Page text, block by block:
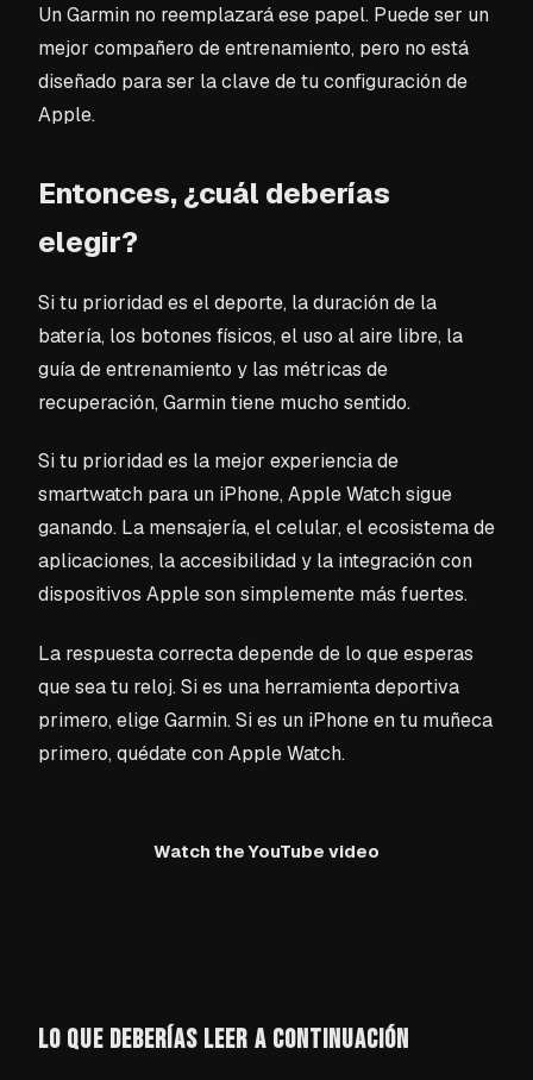
Un Garmin no reemplazará ese papel. Puede ser un
mejor compañero de entrenamiento, pero no está
diseñado para ser la clave de tu configuración de
Apple.
Entonces, ¿cuál deberías
elegir?
Si tu prioridad es el deporte, la duración de la
batería, los botones físicos, el uso al aire libre, la
guía de entrenamiento y las métricas de
recuperación, Garmin tiene mucho sentido.
Si tu prioridad es la mejor experiencia de
smartwatch para un iPhone, Apple Watch sigue
ganando. La mensajería, el celular, el ecosistema de
aplicaciones, la accesibilidad y la integración con
dispositivos Apple son simplemente más fuertes.
La respuesta correcta depende de lo que esperas
que sea tu reloj. Si es una herramienta deportiva
primero, elige Garmin. Si es un iPhone en tu muñeca
primero, quédate con Apple Watch.
Watch the YouTube video
LO QUE DEBERÍAS LEER A CONTINUACIÓN